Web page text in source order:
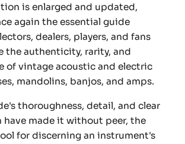
is enlarged and updated,
again the essential guide
dealers, players, and fans
the authenticity, rarity, and
of vintage acoustic and electric
mandolins, banjos, and amps.
thoroughness, detail, and clear
have made it without peer, the
for discerning an instrument's